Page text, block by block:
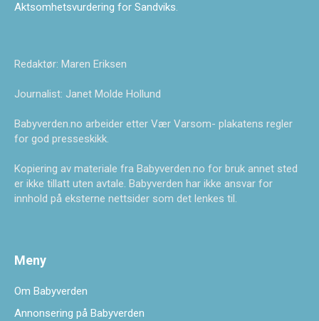
Aktsomhetsvurdering for Sandviks.
Redaktør: Maren Eriksen
Journalist: Janet Molde Hollund
Babyverden.no arbeider etter Vær Varsom- plakatens regler
for god presseskikk.
Kopiering av materiale fra Babyverden.no for bruk annet sted
er ikke tillatt uten avtale. Babyverden har ikke ansvar for
innhold på eksterne nettsider som det lenkes til.
Meny
Om Babyverden
Annonsering på Babyverden